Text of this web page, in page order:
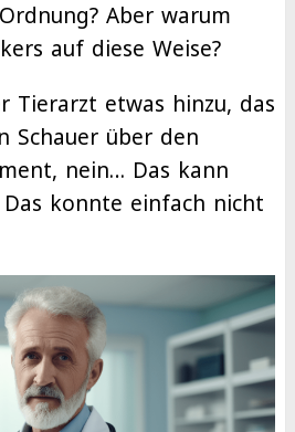
Aber warum
auf diese Weise?
Tierarzt etwas hinzu, das
Schauer über den
nein… Das kann
konnte einfach nicht